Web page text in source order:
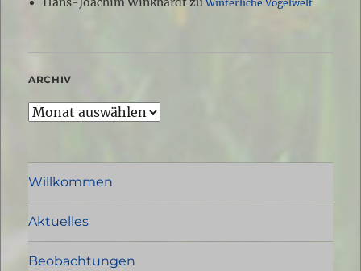
Winterliche Vogelwelt
ARCHIV
Archiv
Willkommen
Aktuelles
Beobachtungen